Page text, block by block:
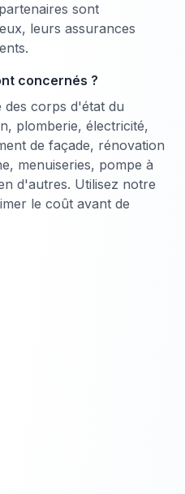
sont
leurs assurances
concernés ?
corps d'état du
plomberie, électricité,
de façade, rénovation
menuiseries, pompe à
d'autres. Utilisez notre
le coût avant de